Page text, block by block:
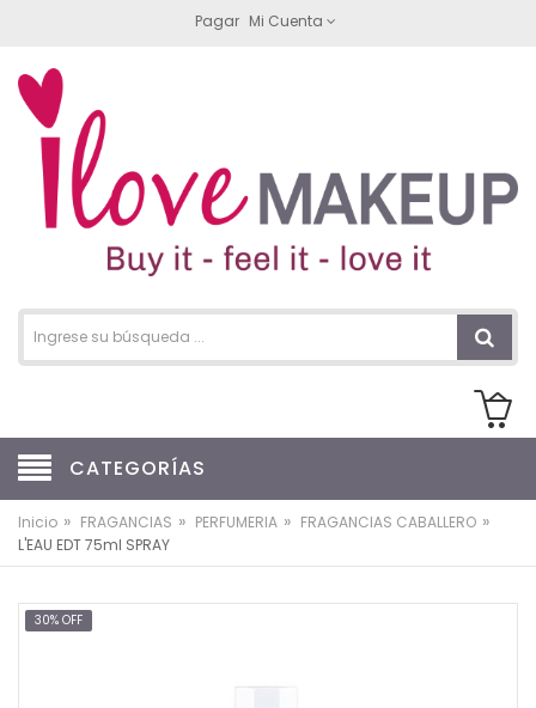
Pagar Mi Cuenta
CATEGORÍAS
Inicio » FRAGANCIAS » PERFUMERIA » FRAGANCIAS CABALLERO »
L'EAU EDT 75ml SPRAY
30% OFF